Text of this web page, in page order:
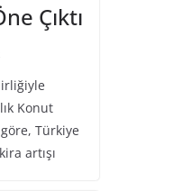
Çıktı
Konut
Türkiye
artışı